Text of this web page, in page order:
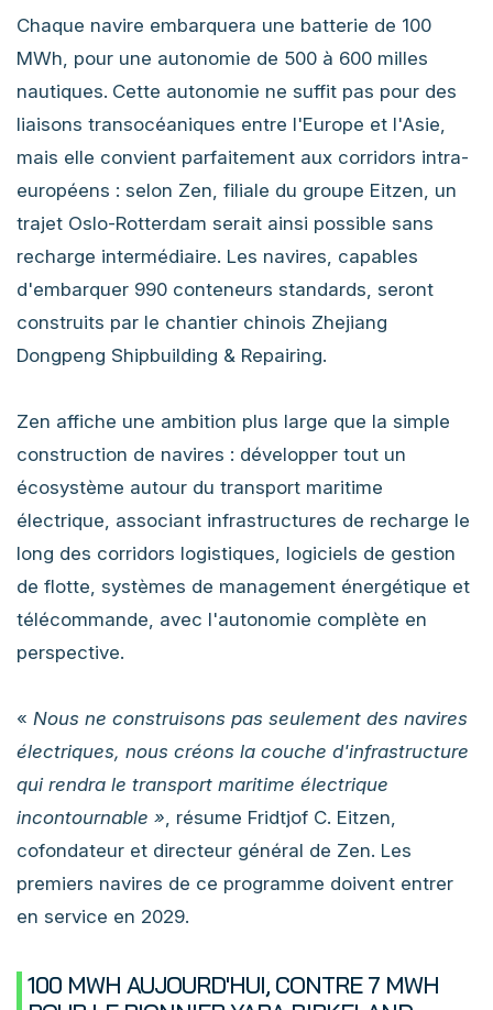
Chaque navire embarquera une batterie de 100
MWh, pour une autonomie de 500 à 600 milles
nautiques. Cette autonomie ne suffit pas pour des
liaisons transocéaniques entre l'Europe et l'Asie,
mais elle convient parfaitement aux corridors intra-
européens : selon Zen, filiale du groupe Eitzen, un
trajet Oslo-Rotterdam serait ainsi possible sans
recharge intermédiaire. Les navires, capables
d'embarquer 990 conteneurs standards, seront
construits par le chantier chinois Zhejiang
Dongpeng Shipbuilding & Repairing.
Zen affiche une ambition plus large que la simple
construction de navires : développer tout un
écosystème autour du transport maritime
électrique, associant infrastructures de recharge le
long des corridors logistiques, logiciels de gestion
de flotte, systèmes de management énergétique et
télécommande, avec l'autonomie complète en
perspective.
« Nous ne construisons pas seulement des navires
électriques, nous créons la couche d'infrastructure
qui rendra le transport maritime électrique
incontournable », résume Fridtjof C. Eitzen,
cofondateur et directeur général de Zen. Les
premiers navires de ce programme doivent entrer
en service en 2029.
100 MWH AUJOURD'HUI, CONTRE 7 MWH